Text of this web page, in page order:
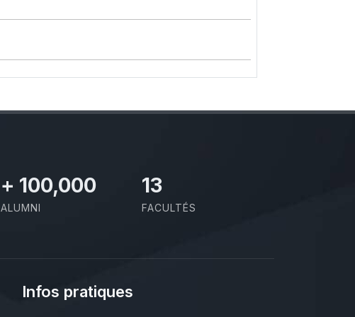
+ 100,000
ALUMNI
13
FACULTÉS
Infos pratiques